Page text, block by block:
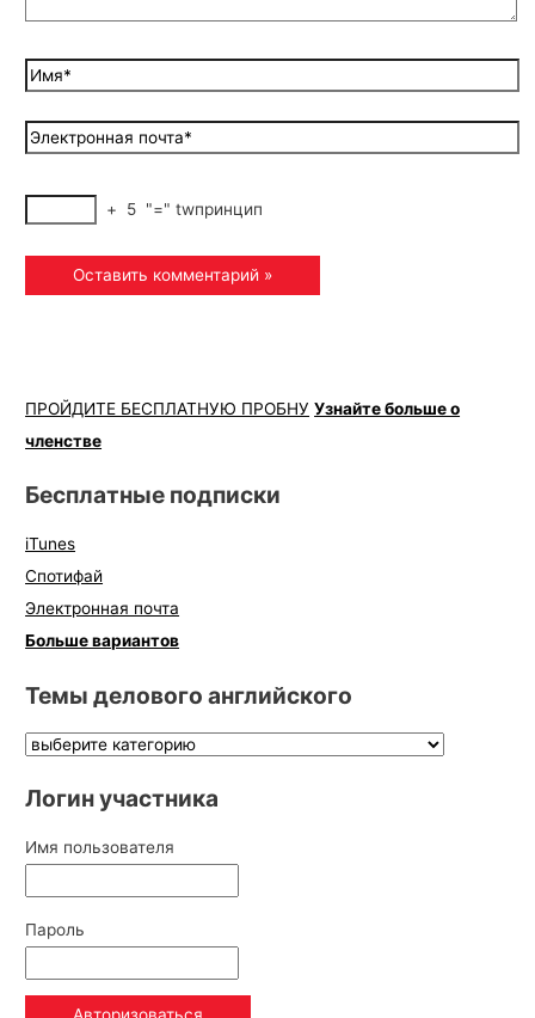
+ 5 "=" twпринцип
ПРОЙДИТЕ БЕСПЛАТНУЮ ПРОБНУ Узнайте больше о
членстве
Бесплатные подписки
iTunes
Спотифай
Электронная почта
Больше вариантов
Темы делового английского
Логин участника
Имя пользователя
Пароль